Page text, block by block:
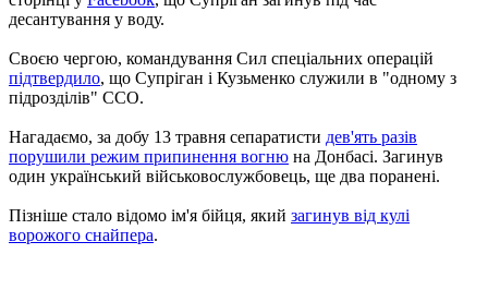
десантування у воду.
Своєю чергою, командування Сил спеціальних операцій
підтвердило, що Супріган і Кузьменко служили в "одному з
підрозділів" ССО.
Нагадаємо, за добу 13 травня сепаратисти дев'ять разів
порушили режим припинення вогню на Донбасі. Загинув
один український військовослужбовець, ще два поранені.
Пізніше стало відомо ім'я бійця, який загинув від кулі
ворожого снайпера.